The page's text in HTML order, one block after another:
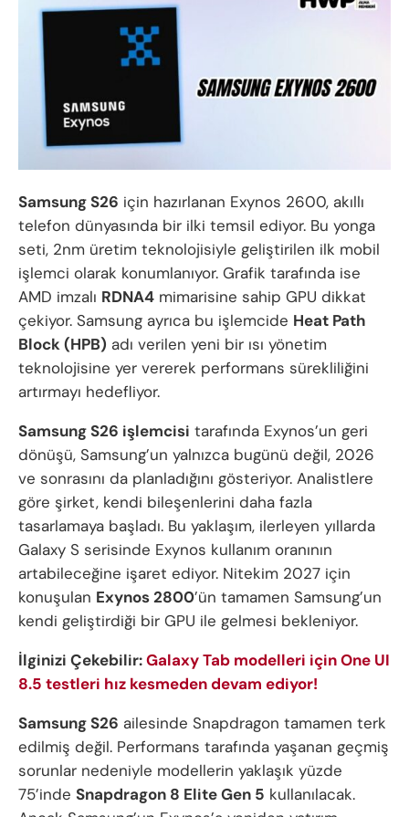
Samsung S26 için hazırlanan Exynos 2600, akıllı
telefon dünyasında bir ilki temsil ediyor. Bu yonga
seti, 2nm üretim teknolojisiyle geliştirilen ilk mobil
işlemci olarak konumlanıyor. Grafik tarafında ise
AMD imzalı RDNA4 mimarisine sahip GPU dikkat
çekiyor. Samsung ayrıca bu işlemcide Heat Path
Block (HPB) adı verilen yeni bir ısı yönetim
teknolojisine yer vererek performans sürekliliğini
artırmayı hedefliyor.
Samsung S26 işlemcisi tarafında Exynos’un geri
dönüşü, Samsung’un yalnızca bugünü değil, 2026
ve sonrasını da planladığını gösteriyor. Analistlere
göre şirket, kendi bileşenlerini daha fazla
tasarlamaya başladı. Bu yaklaşım, ilerleyen yıllarda
Galaxy S serisinde Exynos kullanım oranının
artabileceğine işaret ediyor. Nitekim 2027 için
konuşulan Exynos 2800’ün tamamen Samsung’un
kendi geliştirdiği bir GPU ile gelmesi bekleniyor.
İlginizi Çekebilir:Galaxy Tab modelleri için One UI
8.5 testleri hız kesmeden devam ediyor!
Samsung S26 ailesinde Snapdragon tamamen terk
edilmiş değil. Performans tarafında yaşanan geçmiş
sorunlar nedeniyle modellerin yaklaşık yüzde
75’inde Snapdragon 8 Elite Gen 5 kullanılacak.